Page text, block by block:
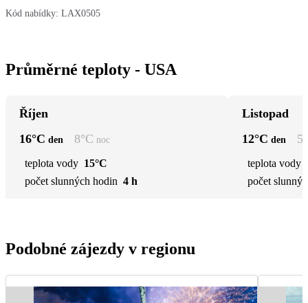
Kód nabídky: LAX0505
Průměrné teploty - USA
Říjen
16°C den 8°C noc
teplota vody 15°C
počet slunných hodin 4 h
Listopad
12°C den 5
teplota vody
počet
Podobné zájezdy v regionu